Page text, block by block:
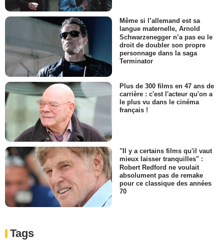
Même si l’allemand est sa
langue maternelle, Arnold
Schwarzenegger n’a pas eu le
droit de doubler son propre
personnage dans la saga
Terminator
Plus de 300 films en 47 ans de
carrière : c'est l'acteur qu'on a
le plus vu dans le cinéma
français !
"Il y a certains films qu'il vaut
mieux laisser tranquilles" :
Robert Redford ne voulait
absolument pas de remake
pour ce classique des années
70
Tags